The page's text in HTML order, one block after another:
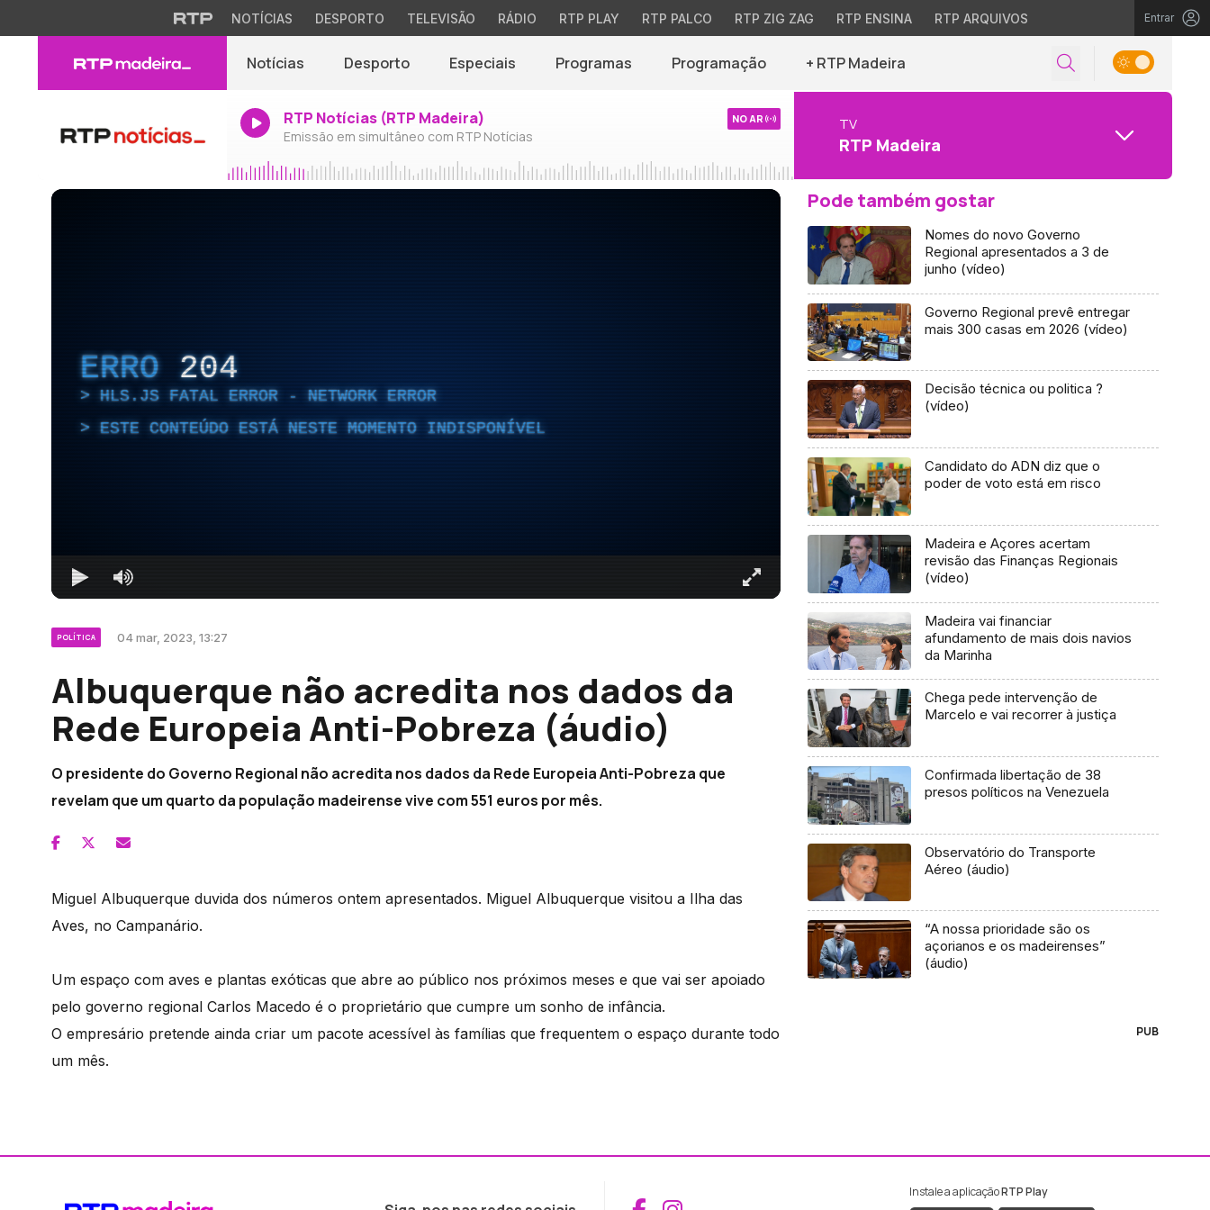
NOTÍCIAS DESPORTO TELEVISÃO RÁDIO RTP PLAY RTP PALCO RTP ZIG ZAG RTP ENSINA RTP ARQUIVOS Entrar
Notícias Desporto Especiais Programas Programação + RTP Madeira
RTP Notícias (RTP Madeira)
Emissão em simultâneo com RTP Notícias
NO AR TV
RTP Madeira
ERRO 204
HLS.JS FATAL ERROR - NETWORK ERROR
ESTE CONTEÚDO ESTÁ NESTE MOMENTO INDISPONÍVEL
POLÍTICA 04 mar, 2023, 13:27
Albuquerque não acredita nos dados da
Rede Europeia Anti-Pobreza (áudio)
O presidente do Governo Regional não acredita nos dados da Rede Europeia Anti-Pobreza que
revelam que um quarto da população madeirense vive com 551 euros por mês.
Miguel Albuquerque duvida dos números ontem apresentados. Miguel Albuquerque visitou a Ilha das
Aves, no Campanário.
Um espaço com aves e plantas exóticas que abre ao público nos próximos meses e que vai ser apoiado
pelo governo regional Carlos Macedo é o proprietário que cumpre um sonho de infância.
O empresário pretende ainda criar um pacote acessível às famílias que frequentem o espaço durante todo
um mês.
Pode também gostar
Nomes do novo Governo
Regional apresentados a 3 de
junho (vídeo)
Governo Regional prevê entregar
mais 300 casas em 2026 (vídeo)
Decisão técnica ou politica ?
(vídeo)
Candidato do ADN diz que o
poder de voto está em risco
Madeira e Açores acertam
revisão das Finanças Regionais
(vídeo)
Madeira vai financiar
afundamento de mais dois navios
da Marinha
Chega pede intervenção de
Marcelo e vai recorrer à justiça
Confirmada libertação de 38
presos políticos na Venezuela
Observatório do Transporte
Aéreo (áudio)
“A nossa prioridade são os
açorianos e os madeirenses”
(áudio)
PUB
Instale a aplicaçãoRTP Play